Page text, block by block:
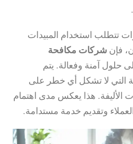
تتطلب استخدام المبيدات
فإن شركات مكافحة
حلول آمنة وفعالة. يتم
التي لا تشكل أي خطر على
الأليفة. هذا يعكس مدى اهتمام
وتقديم خدمة مستدامة.